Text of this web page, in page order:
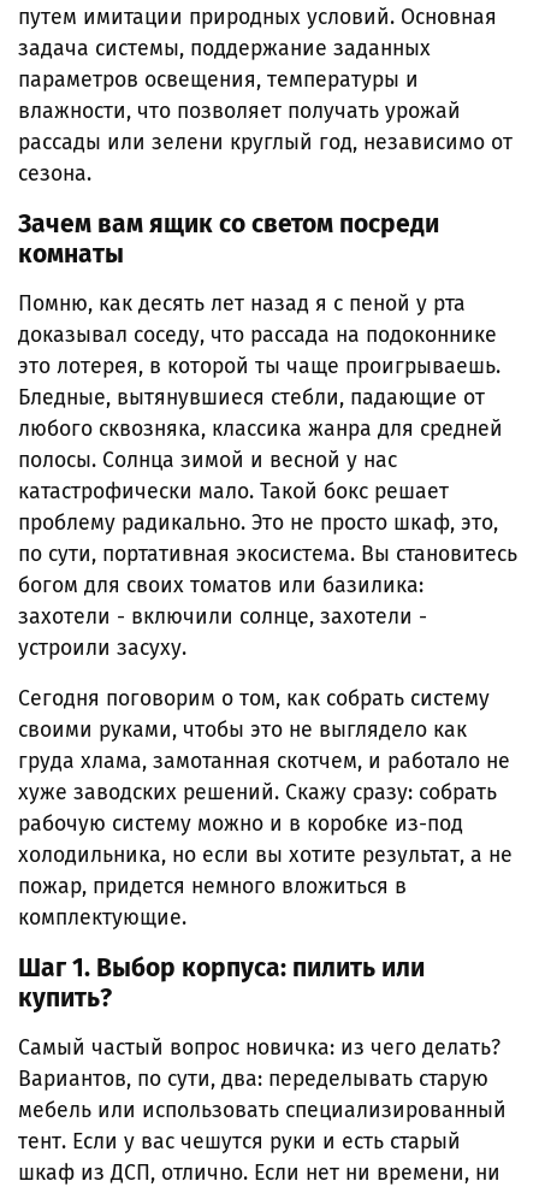
путем имитации природных условий. Основная
задача системы, поддержание заданных
параметров освещения, температуры и
влажности, что позволяет получать урожай
рассады или зелени круглый год, независимо от
сезона.
Зачем вам ящик со светом посреди
комнаты
Помню, как десять лет назад я с пеной у рта
доказывал соседу, что рассада на подоконнике
это лотерея, в которой ты чаще проигрываешь.
Бледные, вытянувшиеся стебли, падающие от
любого сквозняка, классика жанра для средней
полосы. Солнца зимой и весной у нас
катастрофически мало. Такой бокс решает
проблему радикально. Это не просто шкаф, это,
по сути, портативная экосистема. Вы становитесь
богом для своих томатов или базилика:
захотели - включили солнце, захотели -
устроили засуху.
Сегодня поговорим о том, как собрать систему
своими руками, чтобы это не выглядело как
груда хлама, замотанная скотчем, и работало не
хуже заводских решений. Скажу сразу: собрать
рабочую систему можно и в коробке из-под
холодильника, но если вы хотите результат, а не
пожар, придется немного вложиться в
комплектующие.
Шаг 1. Выбор корпуса: пилить или
купить?
Самый частый вопрос новичка: из чего делать?
Вариантов, по сути, два: переделывать старую
мебель или использовать специализированный
тент. Если у вас чешутся руки и есть старый
шкаф из ДСП, отлично. Если нет ни времени, ни